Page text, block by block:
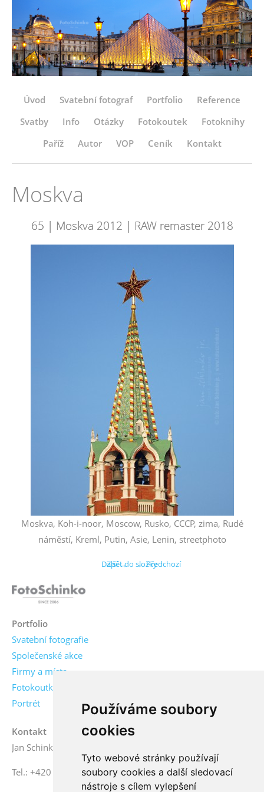
Používáme soubory
cookies
Tyto webové stránky používají
soubory cookies a další sledovací
nástroje s cílem vylepšení
Úvod Svatební fotograf Portfolio
Reference
Svatby
Info Otázky Fotokoutek
Fotoknihy
Paříž
Autor VOP Ceník Kontakt
Moskva
65 | Moskva 2012 | RAW remaster 2018
Moskva, Koh-i-noor, Moscow, Rusko, CCCP, zima, Rudé
náměstí, Kreml, Putin, Asie, Lenin, streetphoto
← Předchozí
Další →
Zpět do složky
Portfolio
Svatební fotografie
Společenské akce
Firmy a místa
Fotokoutky
Portrét
Kontakt
Jan Schinko jr., fotograf
Tel.: +420 776 771 000